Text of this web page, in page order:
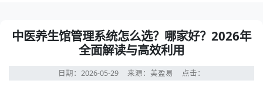
中医养生馆管理系统怎么选？哪家好？2026年
全面解读与高效利用
日期：2026-05-29 来源：美盈易 点击：